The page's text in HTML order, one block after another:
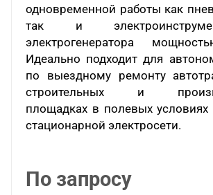
одновременной работы как
так и
электрогенератора
Идеально подходит для автономной работы
по выездному ремонту
строительных и производственных
площадках в полевых условиях в
стационарной электросети.
По запросу